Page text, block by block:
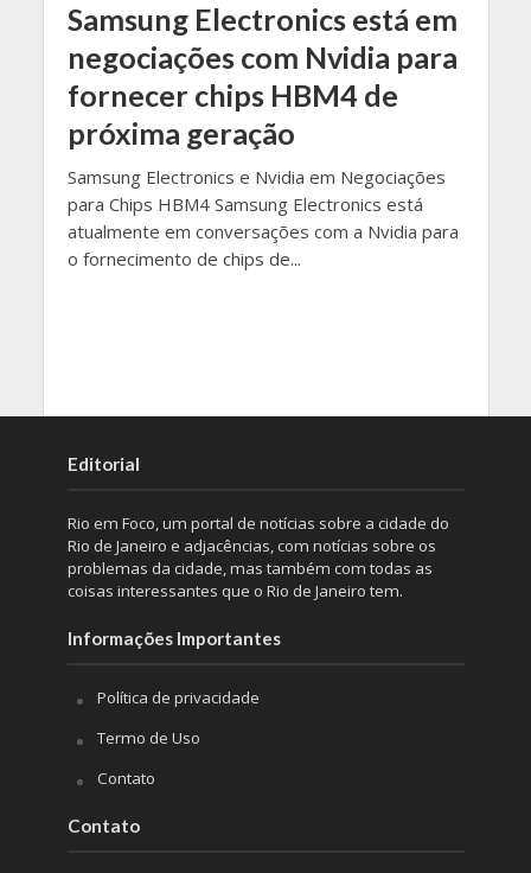
Samsung Electronics está em
negociações com Nvidia para
fornecer chips HBM4 de
próxima geração
Samsung Electronics e Nvidia em Negociações
para Chips HBM4 Samsung Electronics está
atualmente em conversações com a Nvidia para
o fornecimento de chips de...
Editorial
Rio em Foco, um portal de notícias sobre a cidade do
Rio de Janeiro e adjacências, com notícias sobre os
problemas da cidade, mas também com todas as
coisas interessantes que o Rio de Janeiro tem.
Informações Importantes
Política de privacidade
Termo de Uso
Contato
Contato